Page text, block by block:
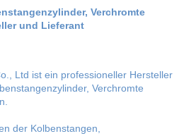
Verchromte
und Lieferant
Ltd ist ein professioneller Hersteller
Verchromte
der Kolbenstangen,